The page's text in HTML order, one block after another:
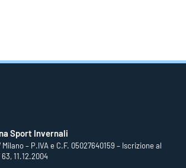
Sport Invernali
– P.IVA e C.F. 05027640159 – Iscrizione al
11.12.2004